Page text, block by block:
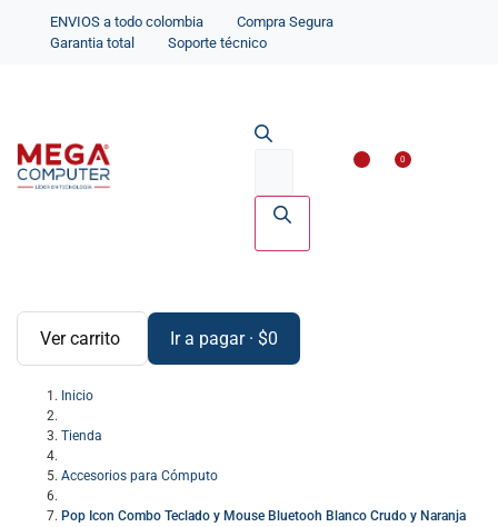
ENVIOS a todo colombia
Compra Segura
Garantia total
Soporte técnico
0
Ver carrito Ir a pagar · $0
Inicio
Tienda
Accesorios para Cómputo
Pop Icon Combo Teclado y Mouse Bluetooh Blanco Crudo y Naranja